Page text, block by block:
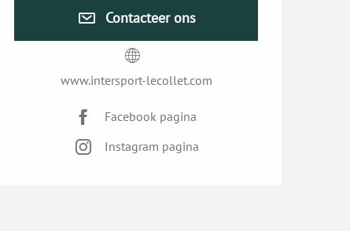
Contacteer ons
www.intersport-lecollet.com
Facebook pagina
Instagram pagina